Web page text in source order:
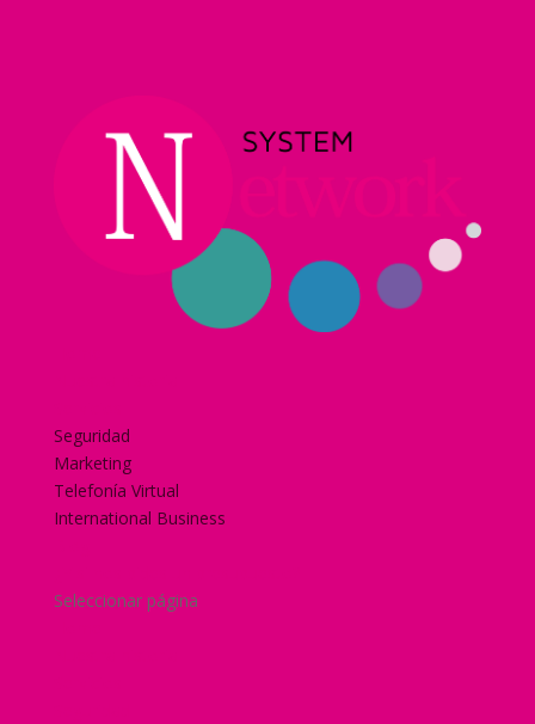
Seguridad
Marketing
Telefonía Virtual
International Business
Seleccionar página